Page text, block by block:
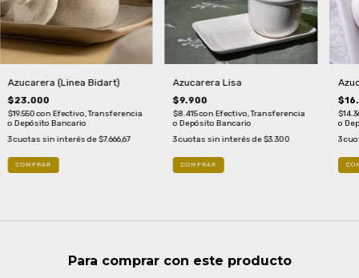
Azucarera (Linea Bidart)
$23.000
$19.550con Efectivo, Transferencia
o Depósito Bancario
3cuotas sin interés de$7.666,67
Azucarera Lisa
$9.900
$8.415con Efectivo, Transferencia
o Depósito Bancario
3cuotas sin interés de$3.300
o
3
Para comprar con este producto